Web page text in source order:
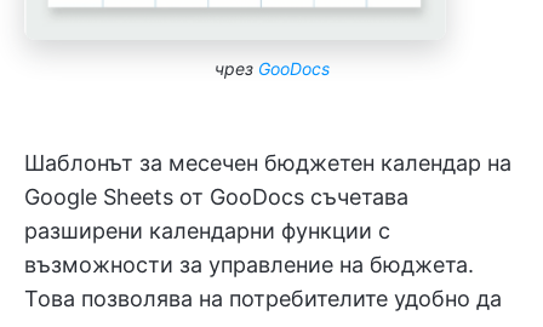
чрез GooDocs
Шаблонът за месечен бюджетен календар на
Google Sheets от GooDocs съчетава
разширени календарни функции с
възможности за управление на бюджета.
Това позволява на потребителите удобно да